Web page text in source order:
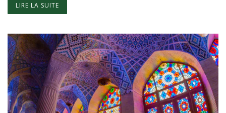
LIRE LA SUITE